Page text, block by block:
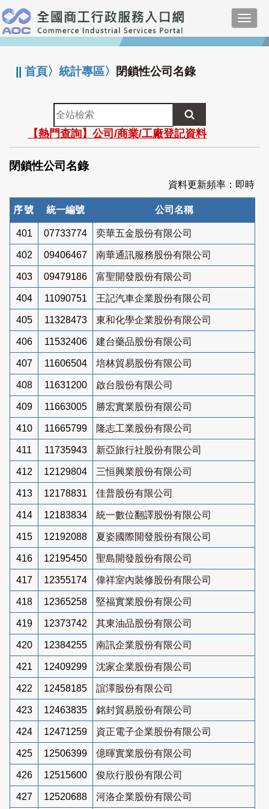
跳
到
主
要
:::
||首頁〉統計專區〉 閉鎖性公司名錄
全
站
檢
索
【熱門查詢】公司/商業/工廠登記資料
閉鎖性公司名錄
資料更新頻率：即時
序號 統一編號 公司名稱
401 07733774 奕華五金股份有限公司
402 09406467 南華通訊服務股份有限公司
403 09479186 富聖開發股份有限公司
404 11090751 王記汽車企業股份有限公司
405 11328473 東和化學企業股份有限公司
406 11532406 建台藥品股份有限公司
407 11606504 培林貿易股份有限公司
408 11631200 啟台股份有限公司
409 11663005 勝宏實業股份有限公司
410 11665799 隆志工業股份有限公司
411 11735943 新亞旅行社股份有限公司
412 12129804 三恒興業股份有限公司
413 12178831 佳普股份有限公司
414 12183834 統一數位翻譯股份有限公司
415 12192088 夏姿國際開發股份有限公司
416 12195450 聖島開發股份有限公司
417 12355174 偉祥室內裝修股份有限公司
418 12365258 堅福實業股份有限公司
419 12373742 其東油品股份有限公司
420 12384255 南訊企業股份有限公司
421 12409299 沈家企業股份有限公司
422 12458185 誼澤股份有限公司
423 12463835 銘封貿易股份有限公司
424 12471259 資正電子企業股份有限公司
425 12506399 億暉實業股份有限公司
426 12515600 俊欣行股份有限公司
427 12520688 河洛企業股份有限公司